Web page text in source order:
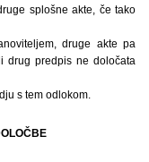
splošne akte, če tako
druge akte pa
drug predpis ne določata
s tem odlokom.